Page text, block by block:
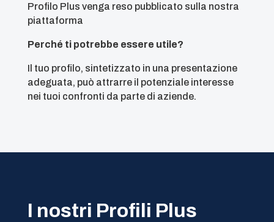
Profilo Plus venga reso pubblicato sulla nostra
piattaforma
Perché ti potrebbe essere utile?
Il tuo profilo, sintetizzato in una presentazione
adeguata, può attrarre il potenziale interesse
nei tuoi confronti da parte di aziende.
I nostri Profili Plus